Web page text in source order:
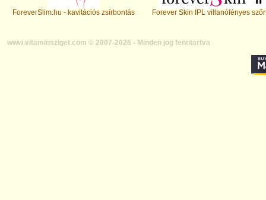
ForeverSlim.hu - kavitációs zsírbontás Forever Skin IPL villanófényes
www.vitaminsziget.com © 2007-2026 - Minden jog fenntartva